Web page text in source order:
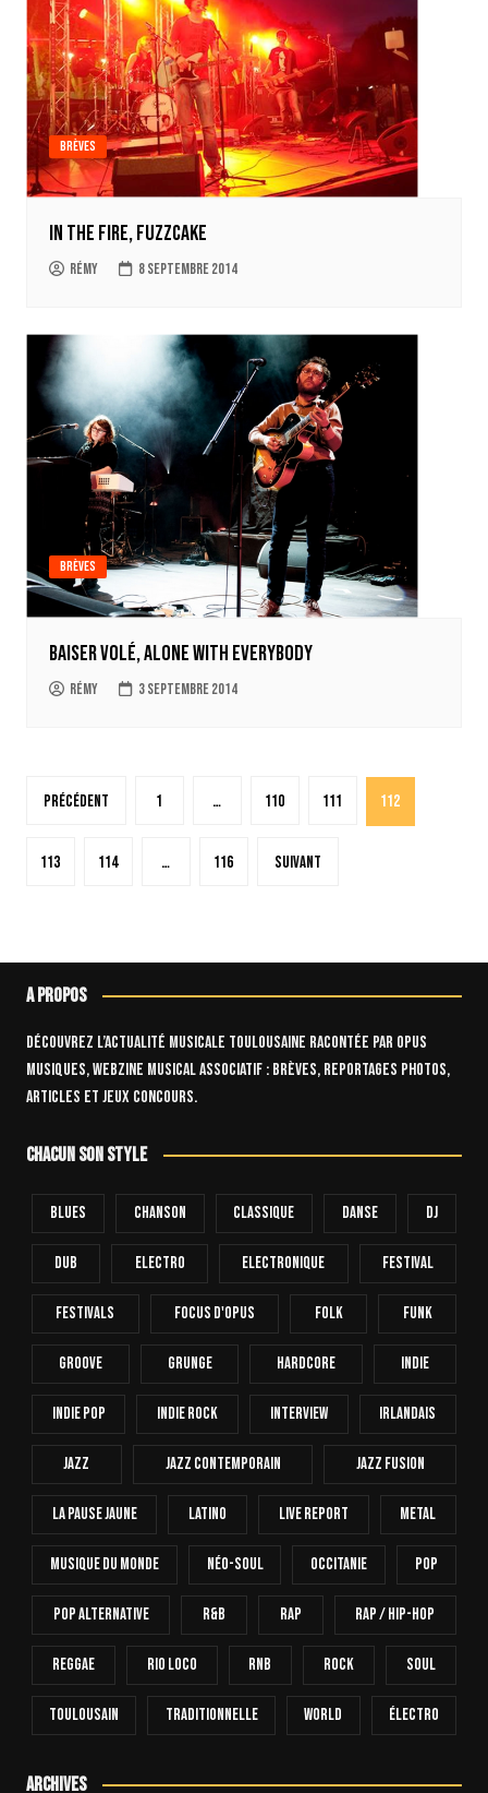
Brèves
In The Fire, Fuzzcake
Rémy 8 septembre 2014
Brèves
Baiser volé, Alone With Everybody
Rémy 3 septembre 2014
Pagination
publications
Précédent 1 … 110 111 112
113 114 … 116 Suivant
A propos
Découvrez l’actualité musicale toulousaine racontée par OPUS
Musiques, webzine musical associatif : brèves, reportages photos,
articles et jeux concours.
Chacun son style
Blues Chanson Classique Danse Dj
Dub Electro Electronique FESTIVAL
Festivals Focus D'Opus Folk Funk
Groove Grunge Hardcore INDIE
Indie Pop Indie Rock Interview Irlandais
Jazz Jazz Contemporain Jazz Fusion
La Pause Jaune Latino Live Report Metal
Musique Du Monde Néo-Soul Occitanie Pop
Pop Alternative R&B Rap Rap / Hip-Hop
Reggae Rio Loco RnB Rock Soul
Toulousain Traditionnelle World Électro
Archives